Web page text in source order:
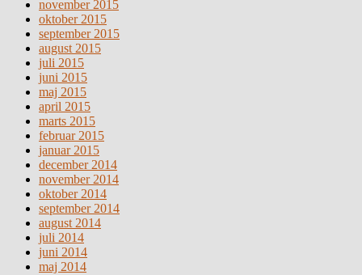
november 2015
oktober 2015
september 2015
august 2015
juli 2015
juni 2015
maj 2015
april 2015
marts 2015
februar 2015
januar 2015
december 2014
november 2014
oktober 2014
september 2014
august 2014
juli 2014
juni 2014
maj 2014